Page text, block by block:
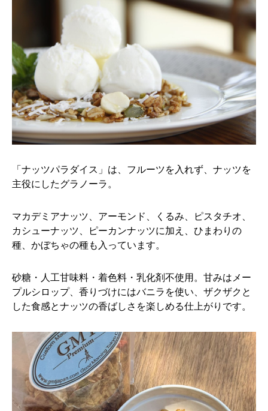
「ナッツパラダイス」は、フルーツを入れず、ナッツを
主役にしたグラノーラ。
マカデミアナッツ、アーモンド、くるみ、ピスタチオ、
カシューナッツ、ピーカンナッツに加え、ひまわりの
種、かぼちゃの種も入っています。
砂糖・人工甘味料・着色料・乳化剤不使用。甘みはメー
プルシロップ、香りづけにはバニラを使い、ザクザクと
した食感とナッツの香ばしさを楽しめる仕上がりです。